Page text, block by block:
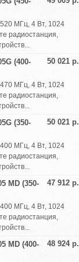
МГц, 4 Вт, 1024
радиостанция,
50 021 р.
(400-
МГц, 4 Вт, 1024
радиостанция,
50 021 р.
(350-
МГц, 4 Вт, 1024
радиостанция,
47 912 р.
MD (350-
МГц, 4 Вт, 1024
радиостанция,
48 924 р.
MD (400-